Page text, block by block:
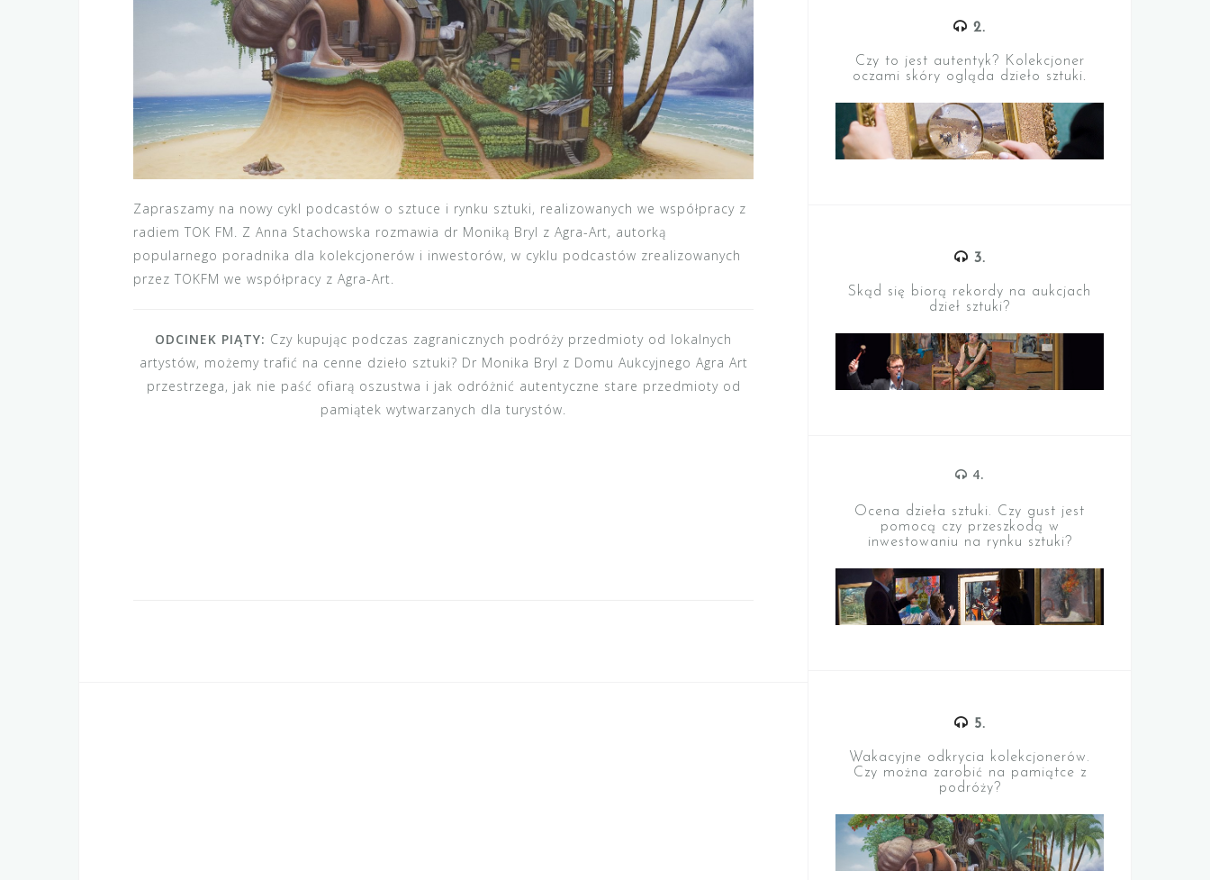
Zapraszamy na nowy cykl podcastów o sztuce i rynku sztuki, realizowanych we współpracy z
radiem TOK FM. Z Anna Stachowska rozmawia dr Moniką Bryl z Agra-Art, autorką
popularnego poradnika dla kolekcjonerów i inwestorów, w cyklu podcastów zrealizowanych
przez TOKFM we współpracy z Agra-Art.
ODCINEK PIĄTY: Czy kupując podczas zagranicznych podróży przedmioty od lokalnych
artystów, możemy trafić na cenne dzieło sztuki? Dr Monika Bryl z Domu Aukcyjnego Agra Art
przestrzega, jak nie paść ofiarą oszustwa i jak odróżnić autentyczne stare przedmioty od
pamiątek wytwarzanych dla turystów.
2.
Czy to jest autentyk? Kolekcjoner
oczami skóry ogląda dzieło sztuki.
3.
Skąd się biorą rekordy na aukcjach
dzieł sztuki?
4.
Ocena dzieła sztuki. Czy gust jest
pomocą czy przeszkodą w
inwestowaniu na rynku sztuki?
5.
Wakacyjne odkrycia kolekcjonerów.
Czy można zarobić na pamiątce z
podróży?